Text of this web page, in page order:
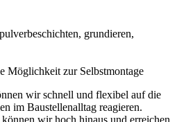
grundieren,
Möglichkeit zur Selbstmontage
wir schnell und flexibel auf die
im Baustellenalltag reagieren.
wir hoch hinaus und erreichen